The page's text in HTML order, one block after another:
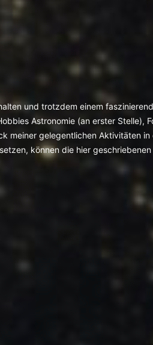
und trotzdem einem
Astronomie (an erster Stelle),
meiner gelegentlichen Aktivitäten
können die hier